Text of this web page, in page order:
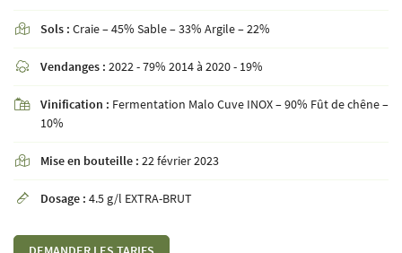
 Sols : Craie – 45% Sable – 33% Argile – 22%
 Vendanges : 2022 - 79% 2014 à 2020 - 19%
 Vinification : Fermentation Malo Cuve INOX – 90% Fût de chêne –
10%
 Mise en bouteille : 22 février 2023
 Dosage : 4.5 g/l EXTRA-BRUT